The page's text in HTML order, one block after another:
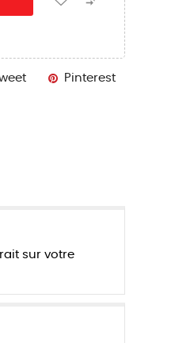
Pinterest
sur votre